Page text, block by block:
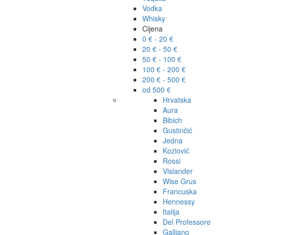
Vodka
Whisky
Cijena
0 € - 20 €
20 € - 50 €
50 € - 100 €
100 € - 200 €
200 € - 500 €
od 500 €
Hrvatska
Aura
Bibich
Gustinčić
Jedna
Kozlović
Rossi
Vislander
Wise Grus
Francuska
Hennessy
Italija
Del Professore
Galliano